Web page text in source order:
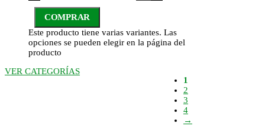
COMPRAR
Este producto tiene varias variantes. Las
opciones se pueden elegir en la página del
producto
VER CATEGORÍAS
1
2
3
4
→